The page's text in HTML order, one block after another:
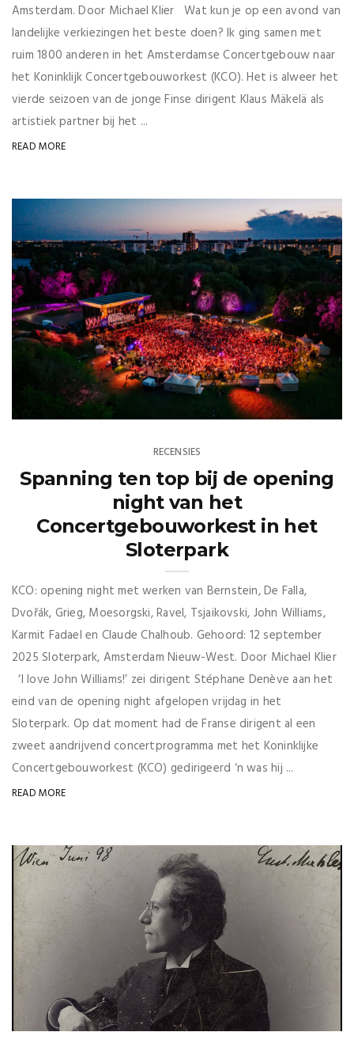
Amsterdam. Door Michael Klier Wat kun je op een avond van
landelijke verkiezingen het beste doen? Ik ging samen met
ruim 1800 anderen in het Amsterdamse Concertgebouw naar
het Koninklijk Concertgebouworkest (KCO). Het is alweer het
vierde seizoen van de jonge Finse dirigent Klaus Mäkelä als
artistiek partner bij het ...
READ MORE
RECENSIES
Spanning ten top bij de opening
night van het
Concertgebouworkest in het
Sloterpark
KCO: opening night met werken van Bernstein, De Falla,
Dvořák, Grieg, Moesorgski, Ravel, Tsjaikovski, John Williams,
Karmit Fadael en Claude Chalhoub. Gehoord: 12 september
2025 Sloterpark, Amsterdam Nieuw-West. Door Michael Klier
‘I love John Williams!’ zei dirigent Stéphane Denève aan het
eind van de opening night afgelopen vrijdag in het
Sloterpark. Op dat moment had de Franse dirigent al een
zweet aandrijvend concertprogramma met het Koninklijke
Concertgebouworkest (KCO) gedirigeerd ‘n was hij ...
READ MORE